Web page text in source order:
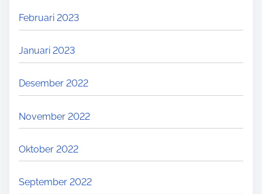
Februari 2023
Januari 2023
Desember 2022
November 2022
Oktober 2022
September 2022